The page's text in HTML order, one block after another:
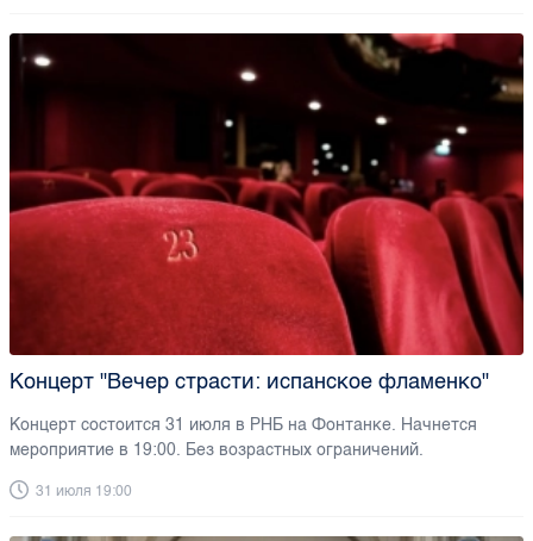
Концерт "Вечер страсти: испанское фламенко"
Концерт состоится 31 июля в РНБ на Фонтанке. Начнется
мероприятие в 19:00. Без возрастных ограничений.
31 июля 19:00